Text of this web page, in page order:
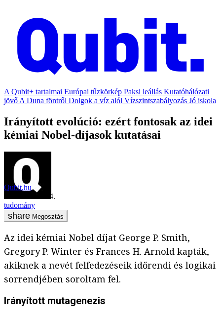
A Qubit+ tartalmai Európai tűzkörkép Paksi leállás Kutatóhálózati
jövő A Duna föntről Dolgok a víz alól Vízszintszabályozás Jó iskola
Irányított evolúció: ezért fontosak az idei
kémiai Nobel-díjasok kutatásai
Qubit.hu
2018. október 4.
tudomány
Megosztás
Az idei kémiai Nobel díjat George P. Smith,
Gregory P. Winter és Frances H. Arnold kapták,
akiknek a nevét felfedezéseik időrendi és logikai
sorrendjében soroltam fel.
Irányított mutagenezis